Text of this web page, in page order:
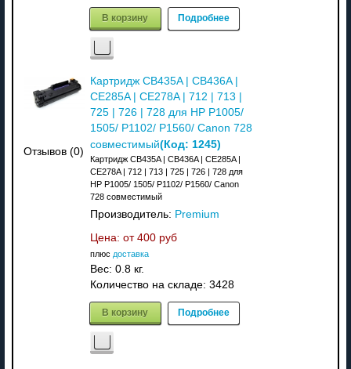
В корзину Подробнее
Отзывов (0)
Картридж CB435A | CB436A |
CE285A | CE278A | 712 | 713 |
725 | 726 | 728 для HP P1005/
1505/ P1102/ P1560/ Canon 728
совместимый(Код: 1245)
Картридж CB435A | CB436A | CE285A |
CE278A | 712 | 713 | 725 | 726 | 728 для
HP P1005/ 1505/ P1102/ P1560/ Canon
728 совместимый
Производитель: Premium
Цена: от 400 руб
плюс доставка
Вес: 0.8 кг.
Количество на складе: 3428
В корзину Подробнее